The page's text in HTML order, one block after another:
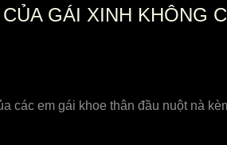
GÁI XINH KHÔNG
các em gái khoe thân đầu nuột nà